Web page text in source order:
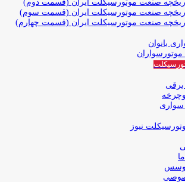
صنعت موتورسیکلت ایران (قسمت دوم)
صنعت موتورسیکلت ایران (قسمت سوم)
صنعت موتورسیکلت ایران (قسمت چهارم)
بانوان
نیوز